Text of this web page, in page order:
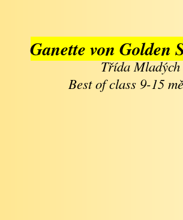
Ganette von Golden
Třída Mladých
Best of class 9-15